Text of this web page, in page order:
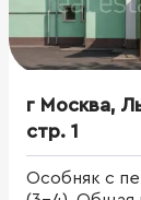
г Москва,
стр. 1
Особняк с